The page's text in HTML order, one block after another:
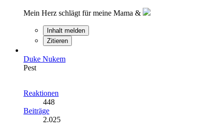
Mein Herz schlägt für meine Mama &
Inhalt melden
Zitieren
Duke Nukem
Pest
Reaktionen
448
Beiträge
2.025